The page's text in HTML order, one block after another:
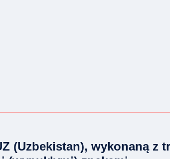
(Uzbekistan), wykonaną z